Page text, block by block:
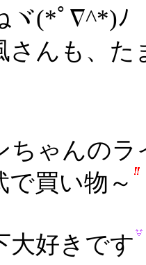
ヾ(*ﾟ∇^*)ﾉ
さんも、た
ちゃんの
で買い物～
大好きです